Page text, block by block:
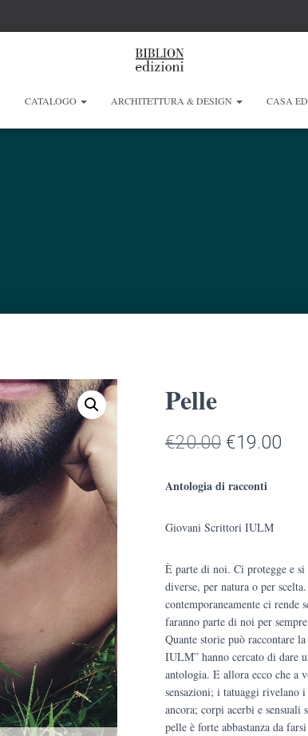
CATALOGO ARCHITETTURA & DESIGN CASA
Pelle
€20.00 Il
era:
€20.00.
€19.00
Antologia di racconti
Giovani Scrittori IULM
È parte di noi. Ci protegge e
diverse, per natura o per
contemporaneamente ci rende
faranno parte di noi per
Quante storie può raccontare
IULM” hanno cercato di dare
antologia. E allora ecco che a
sensazioni; i tatuaggi rivelano
ancora; corpi acerbi e
pelle è forte abbastanza da